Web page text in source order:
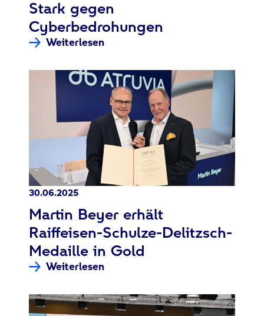
:
Stark gegen
Cyberbedrohungen
Weiterlesen
30.06.2025
:
Martin Beyer erhält
Raiffeisen-Schulze-Delitzsch-
Medaille in Gold
Weiterlesen